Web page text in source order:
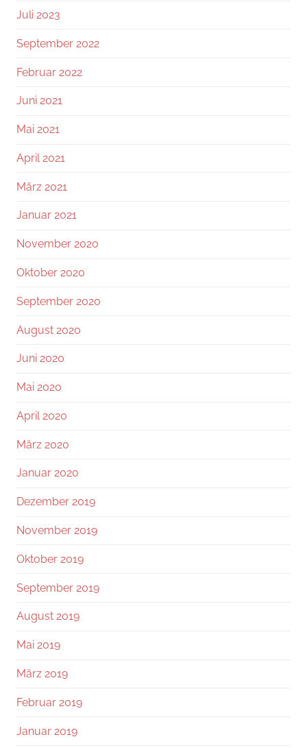
Juli 2023
September 2022
Februar 2022
Juni 2021
Mai 2021
April 2021
März 2021
Januar 2021
November 2020
Oktober 2020
September 2020
August 2020
Juni 2020
Mai 2020
April 2020
März 2020
Januar 2020
Dezember 2019
November 2019
Oktober 2019
September 2019
August 2019
Mai 2019
März 2019
Februar 2019
Januar 2019